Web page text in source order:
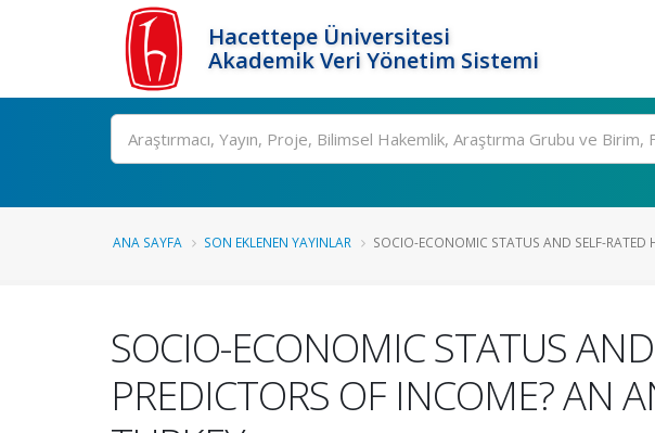
Hacettepe Üniversitesi
Akademik Veri Yönetim Sistemi
Ara
ANA SAYFA SON EKLENEN YAYINLAR SOCIO-ECONOMIC STATUS AND SELF-RATED
SOCIO-ECONOMIC STATUS
PREDICTORS OF INCOME? AN